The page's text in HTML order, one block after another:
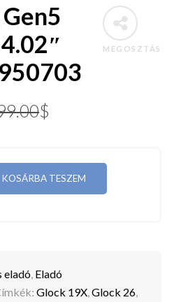
MEGOSZTÁS
$
was:
799.00$.
is:
699.00$.
KOSÁRBA TESZEM
eladó Eladó
Glock 19X ,Glock 26